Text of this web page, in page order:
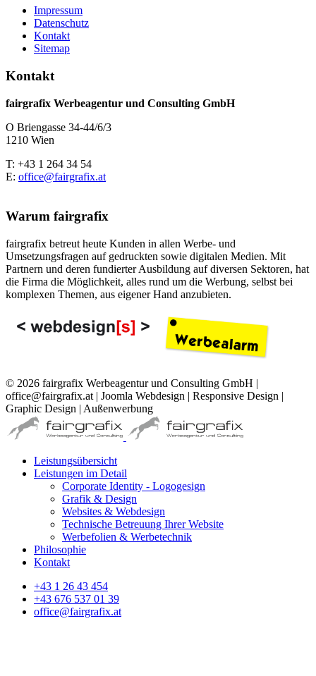
Impressum
Datenschutz
Kontakt
Sitemap
Kontakt
fairgrafix Werbeagentur und Consulting GmbH
O Briengasse 34-44/6/3
1210 Wien
T: +43 1 264 34 54
E: office@fairgrafix.at
Warum fairgrafix
fairgrafix betreut heute Kunden in allen Werbe- und
Umsetzungsfragen auf gedruckten sowie digitalen Medien. Mit
Partnern und deren fundierter Ausbildung auf diversen Sektoren, hat
die Firma die Möglichkeit, alles rund um die Werbung, selbst bei
komplexen Themen, aus eigener Hand anzubieten.
© 2026 fairgrafix Werbeagentur und Consulting GmbH |
office@fairgrafix.at | Joomla Webdesign | Responsive Design |
Graphic Design | Außenwerbung
Leistungsübersicht
Leistungen im Detail
Corporate Identity - Logogesign
Grafik & Design
Websites & Webdesign
Technische Betreuung Ihrer Website
Werbefolien & Werbetechnik
Philosophie
Kontakt
+43 1 26 43 454
+43 676 537 01 39
office@fairgrafix.at